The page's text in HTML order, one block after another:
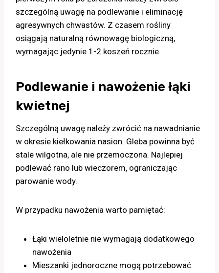
szczególną uwagę na podlewanie i eliminację
agresywnych chwastów. Z czasem rośliny
osiągają naturalną równowagę biologiczną,
wymagając jedynie 1-2 koszeń rocznie.
Podlewanie i nawożenie łąki
kwietnej
Szczególną uwagę należy zwrócić na nawadnianie
w okresie kiełkowania nasion. Gleba powinna być
stale wilgotna, ale nie przemoczona. Najlepiej
podlewać rano lub wieczorem, ograniczając
parowanie wody.
W przypadku nawożenia warto pamiętać:
Łąki wieloletnie nie wymagają dodatkowego
nawożenia
Mieszanki jednoroczne mogą potrzebować